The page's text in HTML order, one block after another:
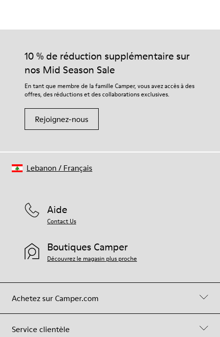
Nos chaussures sont confectionnées à partir de matières haut
durabilité accrue de vos chaussures.
Pour obtenir des instructions détaillées sur l’entretien de
votre paire de chaussures, consultez notreguide d’entretien
10 % de réduction supplémentaire sur
nos Mid Season Sale
En tant que membre de la famille Camper, vous avez accès à des
offres, des réductions et des collaborations exclusives.
Rejoignez-nous
Achetez sur Camper.com
Service clientèle
Aide
Contact Us
Boutiques Camper
Découvrez le magasin plus proche
Lebanon / Français